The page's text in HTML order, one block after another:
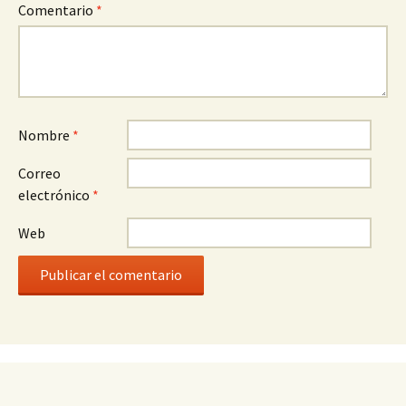
Comentario *
Nombre *
Correo
electrónico *
Web